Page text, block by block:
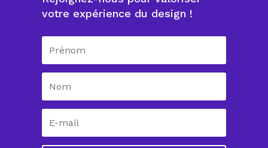
votre expérience du design !